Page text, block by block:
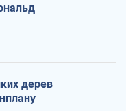
дерев